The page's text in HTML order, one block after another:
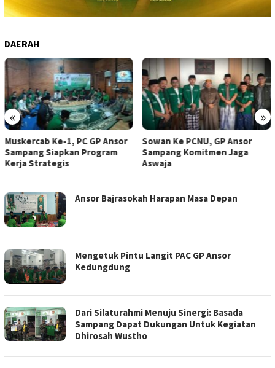
DAERAH
« »
Sowan Ke PCNU, GP Ansor
Sampang Komitmen Jaga
Aswaja
HUT Bhayangkara Ke-80: GP
Ansor Sampang Apresiasi
Pengabdian Polri
ANSOR
SAMPANG
Ansor Bajrasokah Harapan Masa Depan
Mengetuk Pintu Langit PAC GP Ansor
Kedungdung
Dari Silaturahmi Menuju Sinergi: Basada
Sampang Dapat Dukungan Untuk Kegiatan
Dhirosah Wustho